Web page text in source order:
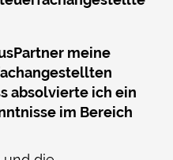
meine
absolvierte ich ein
im Bereich